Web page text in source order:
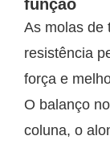
função
As molas de
resistência
força e
O balanço
coluna, o